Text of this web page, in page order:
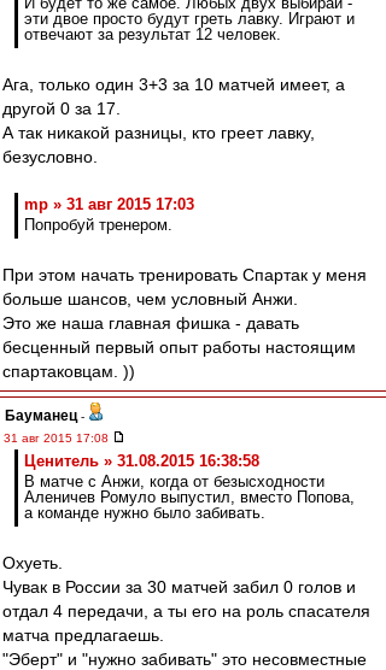
эти двое просто будут греть лавку. Играют и
отвечают за результат 12 человек.
Ага, только один 3+3 за 10 матчей имеет, а
другой 0 за 17.
А так никакой разницы, кто греет лавку,
безусловно.
mp » 31 авг 2015 17:03
Попробуй тренером.
При этом начать тренировать Спартак у меня
больше шансов, чем условный Анжи.
Это же наша главная фишка - давать
бесценный первый опыт работы настоящим
спартаковцам. ))
Бауманец -
31 авг 2015 17:08
Ценитель » 31.08.2015 16:38:58
В матче с Анжи, когда от безысходности
Аленичев Ромуло выпустил, вместо Попова,
а команде нужно было забивать.
Охуеть.
Чувак в России за 30 матчей забил 0 голов и
отдал 4 передачи, а ты его на роль спасателя
матча предлагаешь.
"Эберт" и "нужно забивать" это несовместные